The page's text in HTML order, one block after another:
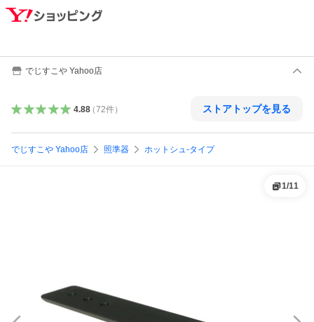
でじすこや Yahoo店
4.88（72件） ストアトップを見る
でじすこや Yahoo店 照準器 ホットシュ-タイプ
1/11